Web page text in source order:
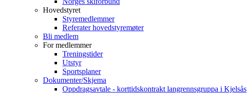
Hovedstyret
Styremedlemmer
Referater hovedstyremøter
Bli medlem
For medlemmer
Treningstider
Utstyr
Sportsplaner
Dokumenter/Skjema
Oppdragsavtale - korttidskontrakt langrennsgruppa i Kjelsås